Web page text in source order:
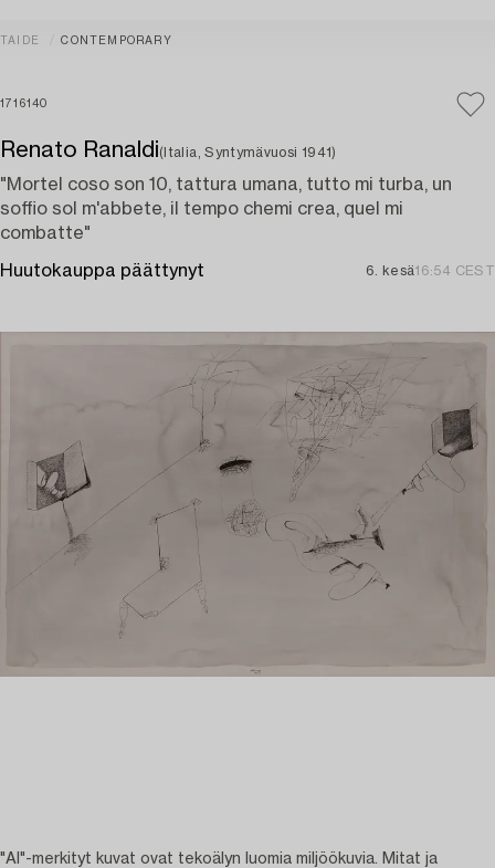
TAIDE CONTEMPORARY
1716140
Renato Ranaldi(Italia, Syntymävuosi 1941)
"Mortel coso son 10, tattura umana, tutto mi turba, un
soffio sol m'abbete, il tempo chemi crea, quel mi
combatte"
Huutokauppa päättynyt 6. kesä16:54 CEST
"AI"-merkityt kuvat ovat tekoälyn luomia miljöökuvia. Mitat ja